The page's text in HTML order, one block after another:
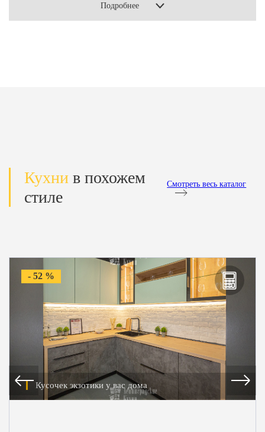
изготавливать сложнейшие конструкции с точностью
обработки до 0,1 см., что практически исключает
Подробнее
Кухни в похожем
стиле
Смотреть весь каталог
- 52 %
Кусочек экзотики у вас дома